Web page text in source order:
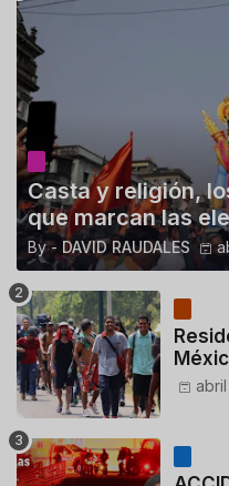
Casta y religión,
que marcan las
By - DAVID RAUDALES
110